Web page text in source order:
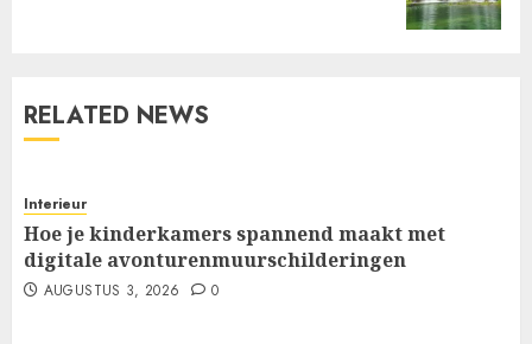
RELATED NEWS
Interieur
Hoe je kinderkamers spannend maakt met
digitale avonturenmuurschilderingen
AUGUSTUS 3, 2026 0